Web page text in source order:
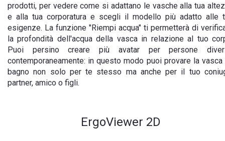
prodotti, per vedere come si adattano le vasche alla tua
e alla tua corporatura e scegli il modello più adatto alle
esigenze. La funzione "Riempi acqua" ti permetterà di
la profondità dell'acqua della vasca in relazione al tuo
Puoi persino creare più avatar per persone
contemporaneamente: in questo modo puoi provare la vasca
bagno non solo per te stesso ma anche per il tuo
partner, amico o figli.
ErgoViewer 2D